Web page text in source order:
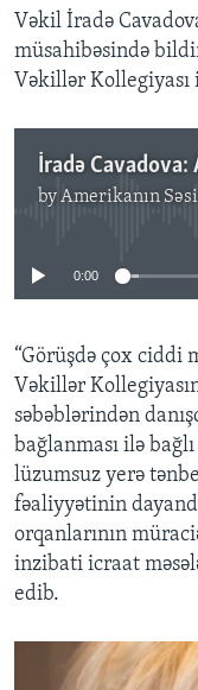
Vəkil İradə
müsahibəsində
Vəkillər Kollegiyası
byAmerikanın Səsi
0:00
“Görüşdə çox ciddi
Vəkillər
səbəblərindən
bağlanması ilə
lüzumsuz yerə
fəaliyyətinin
orqanlarının
inzibati icraat
edib.